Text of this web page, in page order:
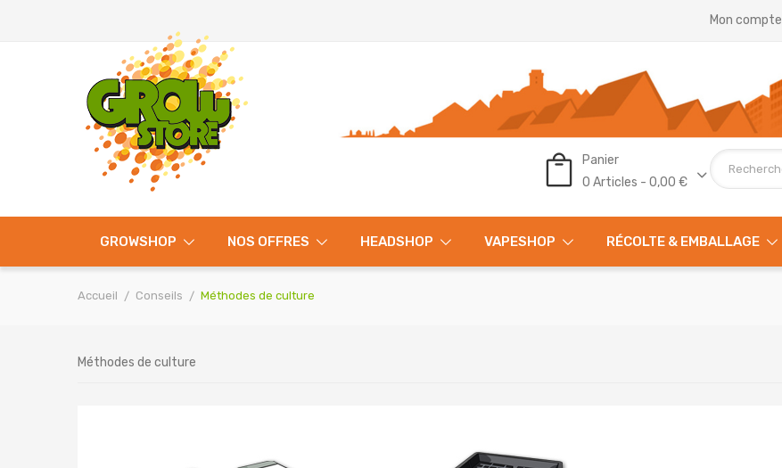
Mon compte
Panier
0 Articles - 0,00 €
GROWSHOP NOS OFFRES HEADSHOP VAPESHOP RÉCOLTE & EMBALLAGE
Accueil Conseils Méthodes de culture
Méthodes de culture